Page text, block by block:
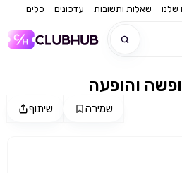
שלנו שאלות ותשובות עדכונים כלים
שיתוף שמירה
והופעה